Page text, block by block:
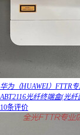
华为（HUAWEI）FTTR
ABT2116光纤终端盒(光纤
10条评价